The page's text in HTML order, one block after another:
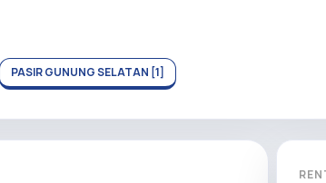
PASIR GUNUNG SELATAN [1]